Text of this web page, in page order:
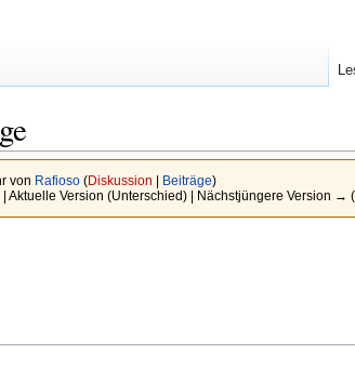
von Rafioso (Diskussion Beiträge)
| Aktuelle Version (Unterschied) | Nächstjüngere Version →